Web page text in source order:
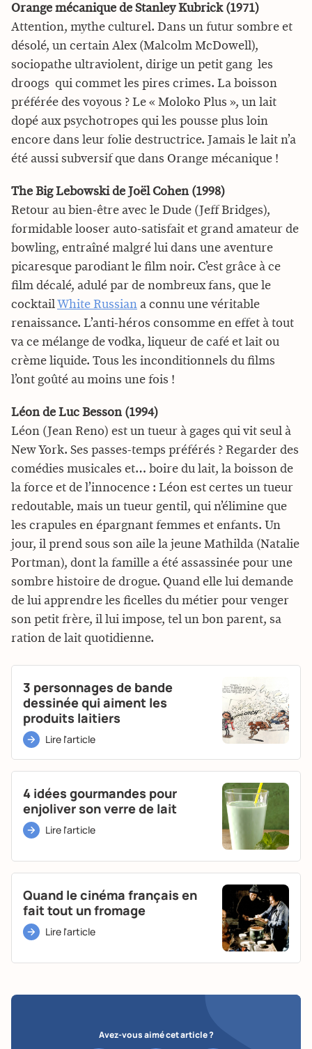
Orange mécanique de Stanley Kubrick (1971)
Attention, mythe culturel. Dans un futur sombre et
désolé, un certain Alex (Malcolm McDowell),
sociopathe ultraviolent, dirige un petit gang  les
droogs  qui commet les pires crimes. La boisson
préférée des voyous ? Le « Moloko Plus », un lait
dopé aux psychotropes qui les pousse plus loin
encore dans leur folie destructrice. Jamais le lait n’a
été aussi subversif que dans Orange mécanique !
The Big Lebowski de Joël Cohen (1998)
Retour au bien-être avec le Dude (Jeff Bridges),
formidable looser auto-satisfait et grand amateur de
bowling, entraîné malgré lui dans une aventure
picaresque parodiant le film noir. C’est grâce à ce
film décalé, adulé par de nombreux fans, que le
cocktailWhite Russian a connu une véritable
renaissance. L’anti-héros consomme en effet à tout
va ce mélange de vodka, liqueur de café et lait ou
crème liquide. Tous les inconditionnels du films
l’ont goûté au moins une fois !
Léon de Luc Besson (1994)
Léon (Jean Reno) est un tueur à gages qui vit seul à
New York. Ses passes-temps préférés ? Regarder des
comédies musicales et… boire du lait, la boisson de
la force et de l’innocence : Léon est certes un tueur
redoutable, mais un tueur gentil, qui n’élimine que
les crapules en épargnant femmes et enfants. Un
jour, il prend sous son aile la jeune Mathilda (Natalie
Portman), dont la famille a été assassinée pour une
sombre histoire de drogue. Quand elle lui demande
de lui apprendre les ficelles du métier pour venger
son petit frère, il lui impose, tel un bon parent, sa
ration de lait quotidienne.
3 personnages de bande
dessinée qui aiment les
produits laitiers
Lire l'article
4 idées gourmandes pour
enjoliver son verre de lait
Lire l'article
Quand le cinéma français en
fait tout un fromage
Lire l'article
Avez-vous aimé cet article ?